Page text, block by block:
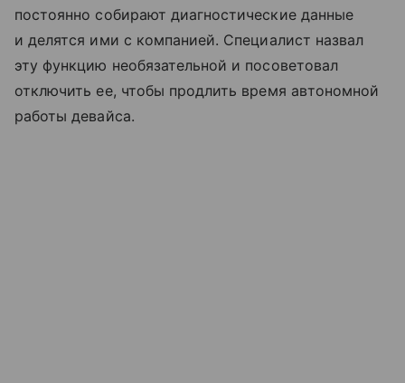
постоянно собирают диагностические данные
и делятся ими с компанией. Специалист назвал
эту функцию необязательной и посоветовал
отключить ее, чтобы продлить время автономной
работы девайса.